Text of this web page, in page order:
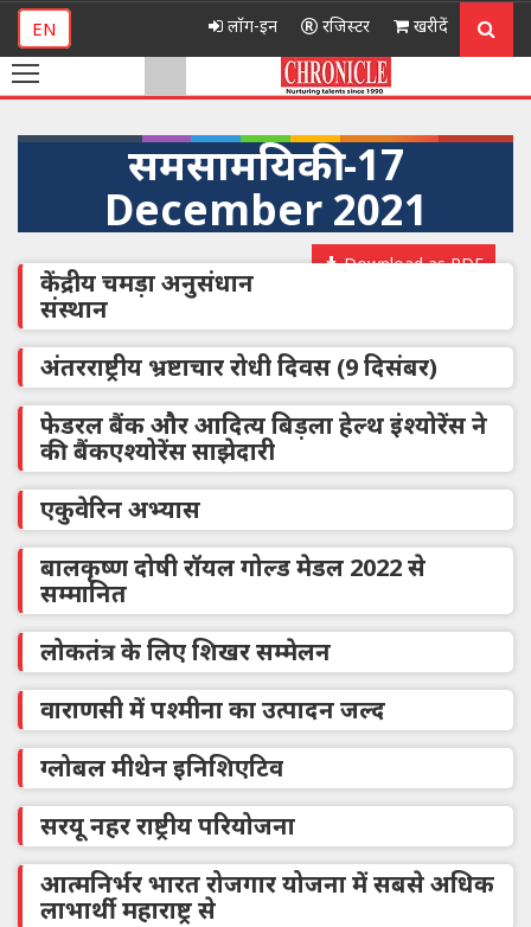
EN लॉग-इन रजिस्टर खरीदें
समसामयिकी -17
December 2021
Download as PDF
केंद्रीय चमड़ा अनुसंधान
संस्थान
अंतरराष्ट्रीय भ्रष्टाचार रोधी दिवस (9 दिसंबर)
फेडरल बैंक और आदित्य बिड़ला हेल्थ इंश्योरेंस ने
की बैंकएश्योरेंस साझेदारी
एकुवेरिन अभ्यास
बालकृष्ण दोषी रॉयल गोल्ड मेडल 2022 से
सम्मानित
लोकतंत्र के लिए शिखर सम्मेलन
वाराणसी में पश्मीना का उत्पादन जल्द
ग्लोबल मीथेन इनिशिएटिव
सरयू नहर राष्ट्रीय परियोजना
आत्मनिर्भर भारत रोजगार योजना में सबसे अधिक
लाभार्थी महाराष्ट्र से